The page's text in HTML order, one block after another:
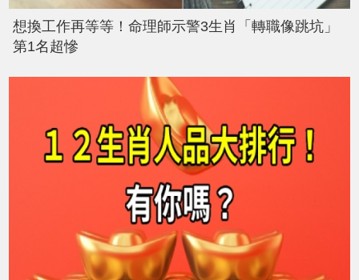
想換工作再等等！命理師示警3生肖「轉職像跳坑」
第1名超慘